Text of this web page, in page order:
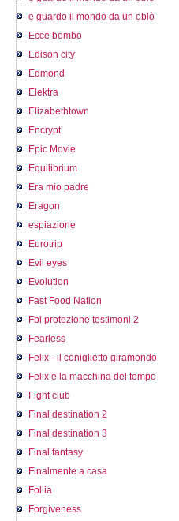
e guardo il mondo da un oblò
Ecce bombo
Edison city
Edmond
Elektra
Elizabethtown
Encrypt
Epic Movie
Equilibrium
Era mio padre
Eragon
espiazione
Eurotrip
Evil eyes
Evolution
Fast Food Nation
Fbi protezione testimoni 2
Fearless
Felix - il coniglietto giramondo
Felix e la macchina del tempo
Fight club
Final destination 2
Final destination 3
Final fantasy
Finalmente a casa
Follia
Forgiveness